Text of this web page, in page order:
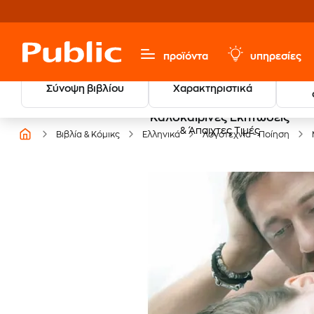
προϊόντα υπηρεσίες
Σύνοψη βιβλίου Χαρακτηριστικά
Καλοκαιρινές Εκπτώσεις
& Άπαιχτες Τιμές
Βιβλία & Κόμικς Ελληνικά Λογοτεχνία - Ποίηση